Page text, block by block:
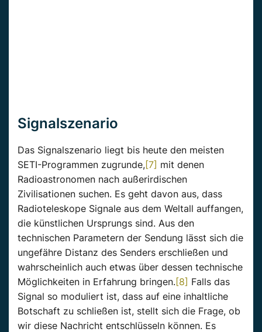
Signalszenario
Das Signalszenario liegt bis heute den meisten
SETI-Programmen zugrunde,[7] mit denen
Radioastronomen nach außerirdischen
Zivilisationen suchen. Es geht davon aus, dass
Radioteleskope Signale aus dem Weltall auffangen,
die künstlichen Ursprungs sind. Aus den
technischen Parametern der Sendung lässt sich die
ungefähre Distanz des Senders erschließen und
wahrscheinlich auch etwas über dessen technische
Möglichkeiten in Erfahrung bringen.[8] Falls das
Signal so moduliert ist, dass auf eine inhaltliche
Botschaft zu schließen ist, stellt sich die Frage, ob
wir diese Nachricht entschlüsseln können. Es